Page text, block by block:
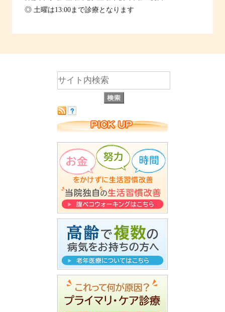
◎ 土曜は13:00まで診療となります